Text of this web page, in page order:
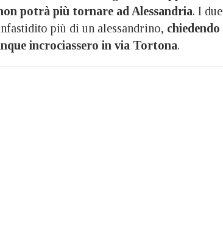
potrà più tornare ad Alessandria. I
più di un alessandrino,
incrociassero in via Tortona.